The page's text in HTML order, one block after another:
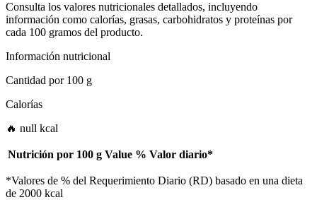
Consulta los valores nutricionales detallados, incluyendo
información como calorías, grasas, carbohidratos y proteínas por
cada 100 gramos del producto.
Información nutricional
Cantidad por100 g
Calorías
🔥 null kcal
Nutrición por 100 g Value % Valor diario*
*Valores de % del Requerimiento Diario (RD) basado en una dieta
de 2000 kcal